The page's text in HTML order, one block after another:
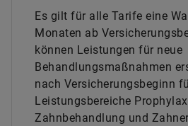
Es gilt für alle Tarife eine
Monaten ab
können Leistungen für neue
Behandlungsmaßnahmen
nach Versicherungsbeginn
Leistungsbereiche
Zahnbehandlung und